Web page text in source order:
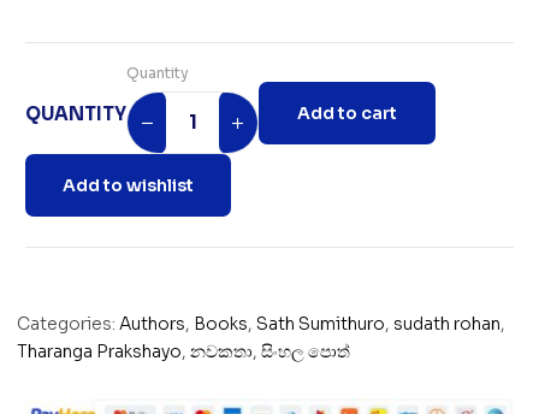
QUANTITY
Quantity
Add to cart
Add to wishlist
Categories: Authors, Books, Sath Sumithuro, sudath rohan,
Tharanga Prakshayo, නවකතා, සිංහල පොත්